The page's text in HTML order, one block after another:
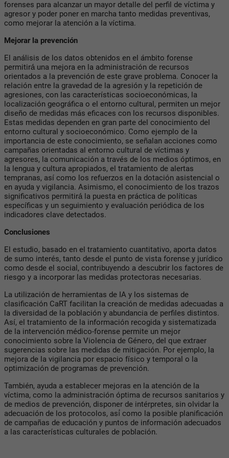
forenses para alcanzar un mayor detalle del perfil de víctima y
agresor y poder poner en marcha tanto medidas preventivas,
como mejorar la atención a la víctima.
Mejorar la prevención
El análisis de los datos obtenidos en el ámbito forense
permitirá́ una mejora en la administración de recursos
orientados a la prevención de este grave problema. Conocer la
relación entre la gravedad de la agresión y la repetición de
agresiones, con las características socioeconómicas, la
localización geográfica o el entorno cultural, permiten un mejor
diseño de medidas más eficaces con los recursos disponibles.
Estas medidas dependen en gran parte del conocimiento del
entorno cultural y socioeconómico. Como ejemplo de la
importancia de este conocimiento, se señalan acciones como
campañas orientadas al entorno cultural de víctimas y
agresores, la comunicación a través de los medios óptimos, en
la lengua y cultura apropiados, el tratamiento de alertas
tempranas, así como los refuerzos en la dotación asistencial o
en ayuda y vigilancia. Asimismo, el conocimiento de los trazos
significativos permitirá́ la puesta en práctica de políticas
específicas y un seguimiento y evaluación periódica de los
indicadores clave detectados.
Conclusiones
El estudio, basado en el tratamiento cuantitativo, aporta datos
de sumo interés, tanto desde el punto de vista forense y jurídico
como desde el social, contribuyendo a descubrir los factores de
riesgo y a incorporar las medidas protectoras necesarias.
La utilización de herramientas de IA y los sistemas de
clasificación CaRT facilitan la creación de medidas adecuadas a
la diversidad de la población y abundancia de perfiles distintos.
Así, el tratamiento de la información recogida y sistematizada
de la intervención médico-forense permite un mejor
conocimiento sobre la Violencia de Género, del que extraer
sugerencias sobre las medidas de mitigación. Por ejemplo, la
mejora de la vigilancia por espacio físico y temporal o la
optimización de programas de prevención.
También, ayuda a establecer mejoras en la atención de la
víctima, como la administración óptima de recursos sanitarios y
de medios de prevención, disponer de intérpretes, sin olvidar la
adecuación de los protocolos, así́ como la posible planificación
de campañas de educación y puntos de información adecuados
a las características culturales de población.